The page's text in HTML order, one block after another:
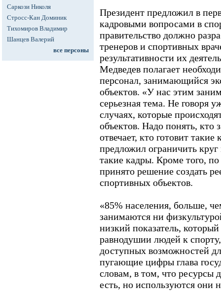
Саркози Николя
Стросс-Кан Доминик
Тихомиров Владимир
Шанцев Валерий
все персоны
Президент предложил в
кадровыми вопросами в
правительство должно
тренеров и спортивных
результативности их
Медведев полагает
персонал, занимающийся
объектов. «У нас этим
серьезная тема. Не говоря
случаях, которые
объектов. Надо понять, кто
отвечает, кто готовит
предложил ограничить
такие кадры. Кроме того,
принято решение создать
спортивных объектов.
«85% населения, больше,
занимаются ни
низкий показатель,
равнодушии людей к
доступных возможностей
пугающие цифры глава
словам, в том, что ресурсы
есть, но используются они